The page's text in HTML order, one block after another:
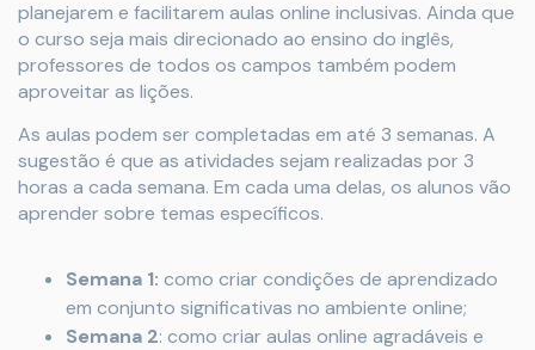
planejarem e facilitarem aulas online inclusivas. Ainda que
o curso seja mais direcionado ao ensino do inglês,
professores de todos os campos também podem
aproveitar as lições.
As aulas podem ser completadas em até 3 semanas. A
sugestão é que as atividades sejam realizadas por 3
horas a cada semana. Em cada uma delas, os alunos vão
aprender sobre temas específicos.
Semana 1: como criar condições de aprendizado
em conjunto significativas no ambiente online;
Semana 2: como criar aulas online agradáveis e